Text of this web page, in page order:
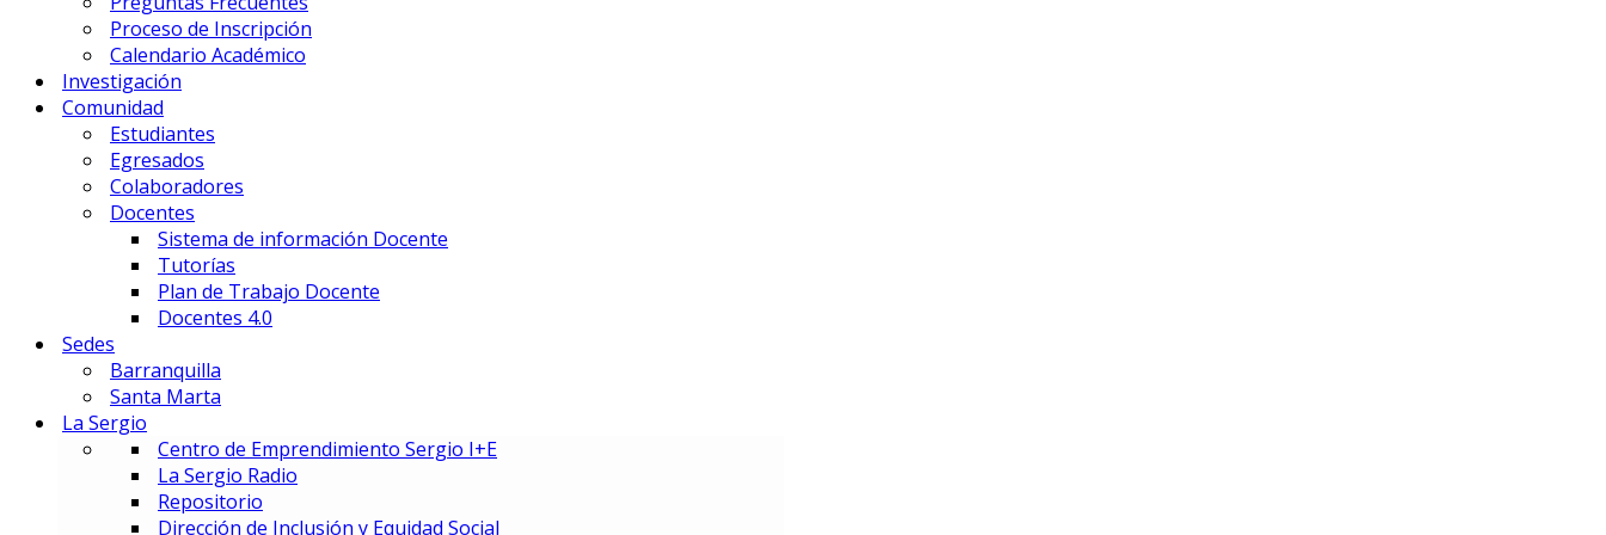
Innovación y Economía de Datos
Marketing Integral y Negocios Globales
Preuniversitario
Preparatorio en Teatro Musical
Postgrados
DOCTORADO:
DIN – Doctorado en Innovación y Negocios
MAESTRÍAS:
Proceso de Inscripción
Calendario Académico
Investigación
Comunidad
Estudiantes
Egresados
Colaboradores
Docentes
Sistema de información Docente
Tutorías
Plan de Trabajo Docente
Docentes 4.0
Sedes
Barranquilla
Santa Marta
La Sergio
Centro de Emprendimiento Sergio I+E
La Sergio Radio
Repositorio
Dirección de Inclusión y Equidad Social